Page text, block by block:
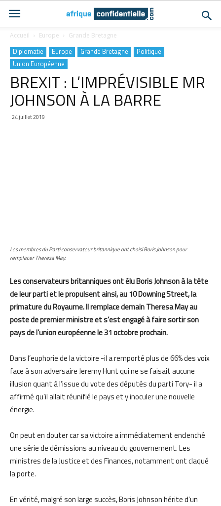
Accueil Europe Grande Bretagne
Diplomatie Europe Grande Bretagne
Politique
Union Européenne
BREXIT : L’IMPRÉVISIBLE MR
JOHNSON À LA BARRE
24 juillet 2019
Les membres du Parti conservateur britannique ont choisi Boris Johnson pour
remplacer Theresa May.
Les conservateurs britanniques ont élu Boris Johnson à la tête
de leur parti et le propulsent ainsi, au 10 Downing Street, la
primature du Royaume. Il remplace demain Theresa May au
poste de premier ministre et s’est engagé à faire sortir son
pays de l’union européenne le 31 octobre prochain.
Dans l’euphorie de la victoire -il a remporté plus de 66% des voix
face à son adversaire Jeremy Hunt qui ne se faisait aucune
illusion quant à l’issue du vote des députés du parti Tory- il a
affirmé qu’il allait réunifié le pays et y inoculer une nouvelle
énergie.
On peut en douter car sa victoire a immédiatement enclenché
une série de démissions au niveau du gouvernement. Les
ministres de la Justice et des Finances, notamment ont claqué
la porte.
En vérité, malgré son large succès, Boris Johnson hérite d’un